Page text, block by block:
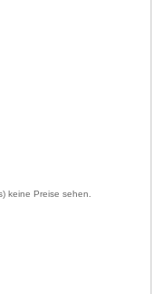
keine Preise sehen.